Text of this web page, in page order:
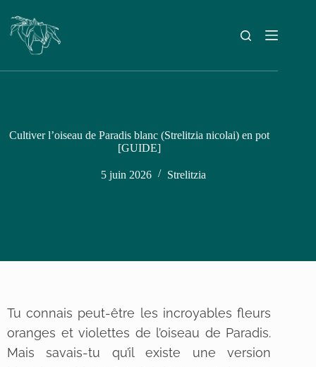
Cultiver l’oiseau de Paradis blanc (Strelitzia nicolai) en pot
[GUIDE]
5 juin 2026 Strelitzia
Tu connais peut-être les incroyables fleurs
oranges et violettes de l’oiseau de Paradis.
Mais savais-tu qu’il existe une version